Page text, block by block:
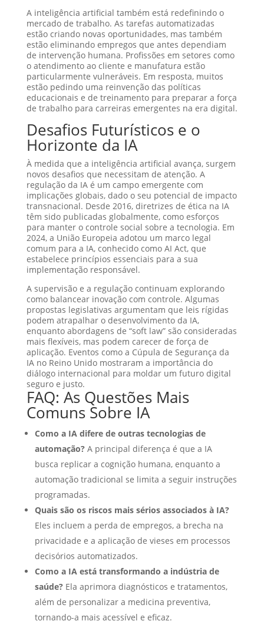
A inteligência artificial também está redefinindo o
mercado de trabalho. As tarefas automatizadas
estão criando novas oportunidades, mas também
estão eliminando empregos que antes dependiam
de intervenção humana. Profissões em setores como
o atendimento ao cliente e manufatura estão
particularmente vulneráveis. Em resposta, muitos
estão pedindo uma reinvenção das políticas
educacionais e de treinamento para preparar a força
de trabalho para carreiras emergentes na era digital.
Desafios Futurísticos e o
Horizonte da IA
À medida que a inteligência artificial avança, surgem
novos desafios que necessitam de atenção. A
regulação da IA é um campo emergente com
implicações globais, dado o seu potencial de impacto
transnacional. Desde 2016, diretrizes de ética na IA
têm sido publicadas globalmente, como esforços
para manter o controle social sobre a tecnologia. Em
2024, a União Europeia adotou um marco legal
comum para a IA, conhecido como AI Act, que
estabelece princípios essenciais para a sua
implementação responsável.
A supervisão e a regulação continuam explorando
como balancear inovação com controle. Algumas
propostas legislativas argumentam que leis rígidas
podem atrapalhar o desenvolvimento da IA,
enquanto abordagens de “soft law” são consideradas
mais flexíveis, mas podem carecer de força de
aplicação. Eventos como a Cúpula de Segurança da
IA no Reino Unido mostraram a importância do
diálogo internacional para moldar um futuro digital
seguro e justo.
FAQ: As Questões Mais
Comuns Sobre IA
Como a IA difere de outras tecnologias de
automação?A principal diferença é que a IA
busca replicar a cognição humana, enquanto a
automação tradicional se limita a seguir instruções
programadas.
Quais são os riscos mais sérios associados à IA?
Eles incluem a perda de empregos, a brecha na
privacidade e a aplicação de vieses em processos
decisórios automatizados.
Como a IA está transformando a indústria de
saúde?Ela aprimora diagnósticos e tratamentos,
além de personalizar a medicina preventiva,
tornando-a mais acessível e eficaz.